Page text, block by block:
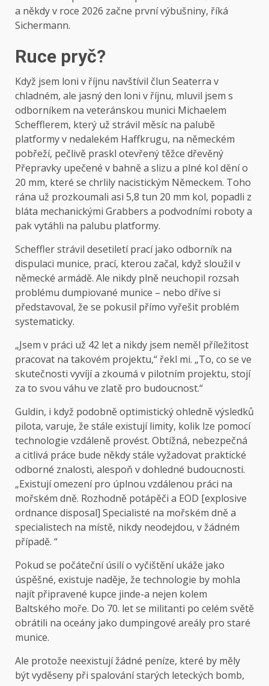
a někdy v roce 2026 začne první výbušniny, říká
Sichermann.
Ruce pryč?
Když jsem loni v říjnu navštívil člun Seaterra v
chladném, ale jasný den loni v říjnu, mluvil jsem s
odborníkem na veteránskou munici Michaelem
Schefflerem, který už strávil měsíc na palubě
platformy v nedalekém Haffkrugu, na německém
pobřeží, pečlivě praskl otevřený těžce dřevěný
Přepravky upečené v bahně a slizu a plné kol dění o
20 mm, které se chrlily nacistickým Německem. Toho
rána už prozkoumali asi 5,8 tun 20 mm kol, popadli z
bláta mechanickými Grabbers a podvodními roboty a
pak vytáhli na palubu platformy.
Scheffler strávil desetiletí prací jako odborník na
dispulaci munice, prací, kterou začal, když sloužil v
německé armádě. Ale nikdy plně neuchopil rozsah
problému dumpiované munice – nebo dříve si
představoval, že se pokusil přímo vyřešit problém
systematicky.
„Jsem v práci už 42 let a nikdy jsem neměl příležitost
pracovat na takovém projektu,“ řekl mi. „To, co se ve
skutečnosti vyvíjí a zkoumá v pilotním projektu, stojí
za to svou váhu ve zlatě pro budoucnost.“
Guldin, i když podobně optimistický ohledně výsledků
pilota, varuje, že stále existují limity, kolik lze pomocí
technologie vzdáleně provést. Obtížná, nebezpečná
a citlivá práce bude někdy stále vyžadovat praktické
odborné znalosti, alespoň v dohledné budoucnosti.
„Existují omezení pro úplnou vzdálenou práci na
mořském dně. Rozhodně potápěči a EOD [explosive
ordnance disposal] Specialisté na mořském dně a
specialistech na místě, nikdy neodejdou, v žádném
případě. “
Pokud se počáteční úsilí o vyčištění ukáže jako
úspěšné, existuje naděje, že technologie by mohla
najít připravené kupce jinde-a nejen kolem
Baltského moře. Do 70. let se militanti po celém světě
obrátili na oceány jako dumpingové areály pro staré
munice.
Ale protože neexistují žádné peníze, které by měly
být vyděseny při spalování starých leteckých bomb,